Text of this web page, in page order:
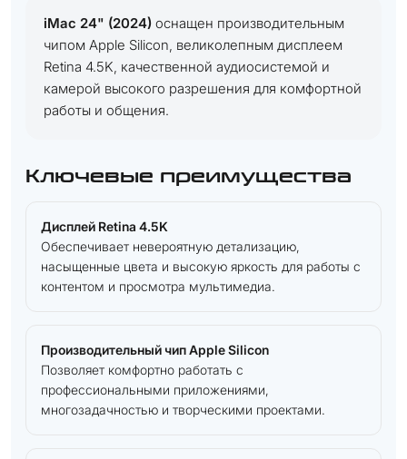
iMac 24" (2024) оснащен производительным
чипом Apple Silicon, великолепным дисплеем
Retina 4.5K, качественной аудиосистемой и
камерой высокого разрешения для комфортной
работы и общения.
Ключевые преимущества
Дисплей Retina 4.5K
Обеспечивает невероятную детализацию,
насыщенные цвета и высокую яркость для работы с
контентом и просмотра мультимедиа.
Производительный чип Apple Silicon
Позволяет комфортно работать с
профессиональными приложениями,
многозадачностью и творческими проектами.